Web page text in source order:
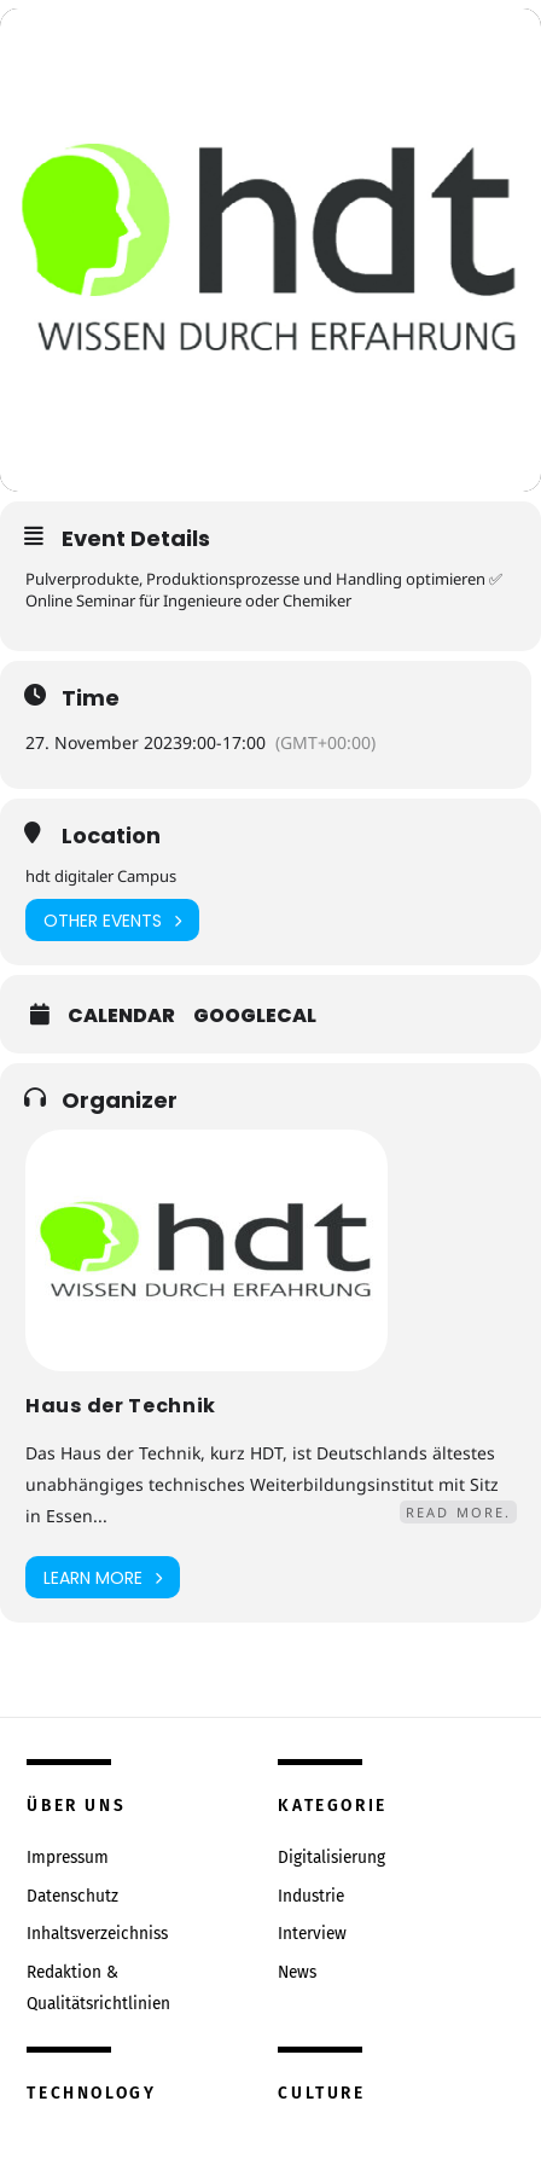
Event Details
Pulverprodukte, Produktionsprozesse und Handling optimieren ✅
Online Seminar für Ingenieure oder Chemiker
Time
27. November 20239:00-17:00 (GMT+00:00)
Location
hdt digitaler Campus
OTHER EVENTS
CALENDAR GOOGLECAL
Organizer
Haus der Technik
Das Haus der Technik, kurz HDT, ist Deutschlands ältestes
unabhängiges technisches Weiterbildungsinstitut mit Sitz
in Essen...
READ MORE.
LEARN MORE
ÜBER UNS
Impressum
Datenschutz
Inhaltsverzeichniss
Redaktion &
Qualitätsrichtlinien
KATEGORIE
Digitalisierung
Industrie
Interview
News
TECHNOLOGY CULTURE